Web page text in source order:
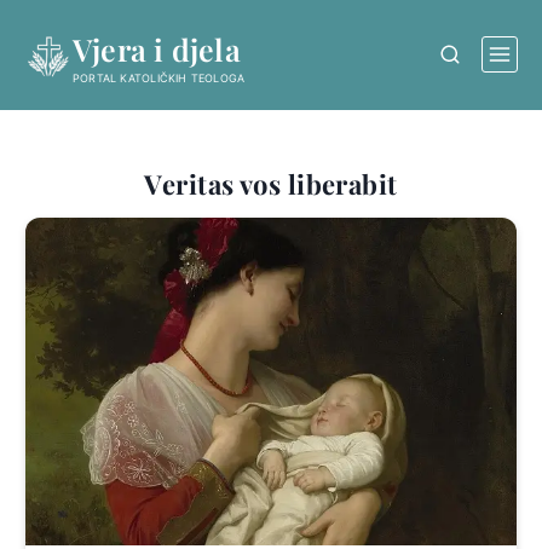
content
Vjera i djela
PORTAL KATOLIČKIH TEOLOGA
Veritas vos liberabit